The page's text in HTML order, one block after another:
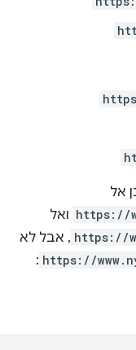
אל
https:// ואל
https:// , אבל לא
https://
: